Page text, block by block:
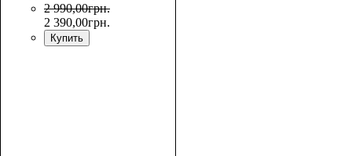
2 990,00грн.
2 390,00грн.
Купить